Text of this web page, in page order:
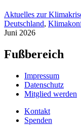
Aktuelles zur
Deutschland,
Juni 2026
Fußbereich
Impressum
Datenschutz
Mitglied werden
Kontakt
Spenden